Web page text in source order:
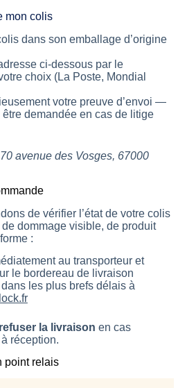
mon colis
dans son emballage d’origine
ci-dessous par le
choix (La Poste, Mondial
votre preuve d’envoi —
demandée en cas de litige
avenue des Vosges, 67000
de vérifier l’état de votre colis
dommage visible, de produit
:
au transporteur et
le bordereau de livraison
les plus brefs délais à
refuser la livraison en cas
réception.
point relais